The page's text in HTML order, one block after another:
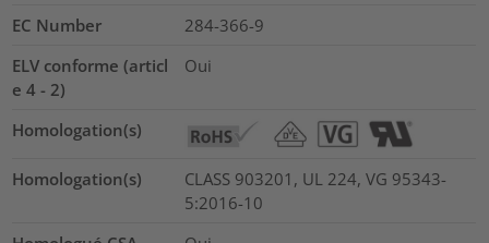
EC Number
284-366-9
ELV conforme (articl
e 4 - 2)
Oui
Homologation(s)
Homologation(s)
CLASS 903201, UL 224, VG 95343-
5:2016-10